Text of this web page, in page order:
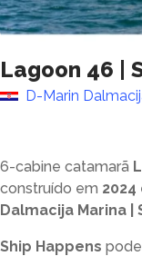
Lagoon 46
D-Marin
6-cabine catamarã
construído em 2024
Dalmacija Marina |
Ship Happens